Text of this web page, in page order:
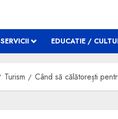
SERVICII EDUCATIE /
Turism Când să călătorești